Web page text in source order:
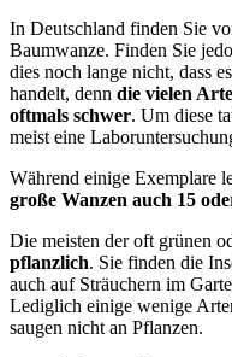
In Deutschland finden Sie
Baumwanze. Finden Sie
dies noch lange nicht, dass
handelt, denn die vielen
oftmals schwer. Um diese
meist eine
Während einige Exemplare
große Wanzen auch 15
Die meisten der oft grünen
pflanzlich. Sie finden die
auch auf Sträuchern im
Lediglich einige wenige
saugen nicht an Pflanzen.